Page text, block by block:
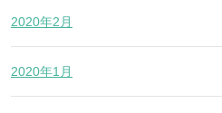
2020年2月
2020年1月